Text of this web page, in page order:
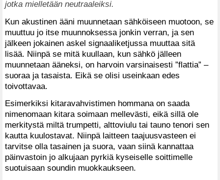
jotka mielletään neutraaleiksi.
Kun akustinen ääni muunnetaan sähköiseen muotoon, se
muuttuu jo itse muunnoksessa jonkin verran, ja sen
jälkeen jokainen askel signaaliketjussa muuttaa sitä
lisää. Niinpä se mitä kuullaan, kun sähkö jälleen
muunnetaan ääneksi, on harvoin varsinaisesti ”flattia” –
suoraa ja tasaista. Eikä se olisi useinkaan edes
toivottavaa.
Esimerkiksi kitaravahvistimen hommana on saada
nimenomaan kitara soimaan mellevästi, eikä sillä ole
merkitystä miltä trumpetti, alttoviulu tai tauno tenori sen
kautta kuulostavat. Niinpä laitteen taajuusvasteen ei
tarvitse olla tasainen ja suora, vaan siinä kannattaa
päinvastoin jo alkujaan pyrkiä kyseiselle soittimelle
suotuisaan soundin muokkaukseen.